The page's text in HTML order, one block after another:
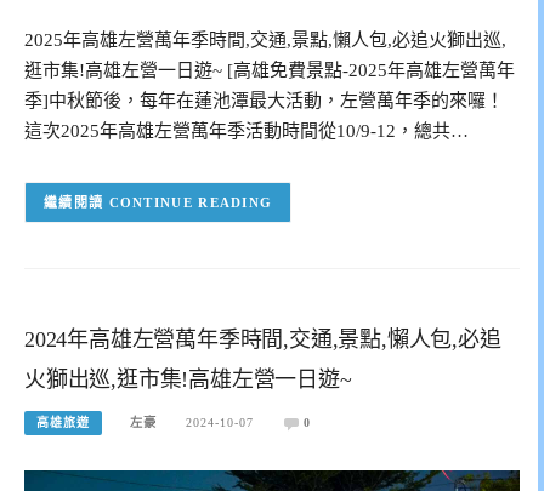
2025年高雄左營萬年季時間,交通,景點,懶人包,必追火獅出巡,
逛市集!高雄左營一日遊~ [高雄免費景點-2025年高雄左營萬年
季]中秋節後，每年在蓮池潭最大活動，左營萬年季的來囉！
這次2025年高雄左營萬年季活動時間從10/9-12，總共…
CONTINUE READING
2024年高雄左營萬年季時間,交通,景點,懶人包,必追
火獅出巡,逛市集!高雄左營一日遊~
高雄旅遊 左豪 2024-10-07 0